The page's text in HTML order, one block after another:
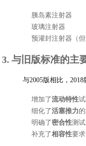
胰岛素注射器
玻璃注射器
预灌封注射器（
3. 与旧版标准的主
与2005版相比，
增加了流动特性
细化了活塞推力
明确了密合性测
补充了相容性要求